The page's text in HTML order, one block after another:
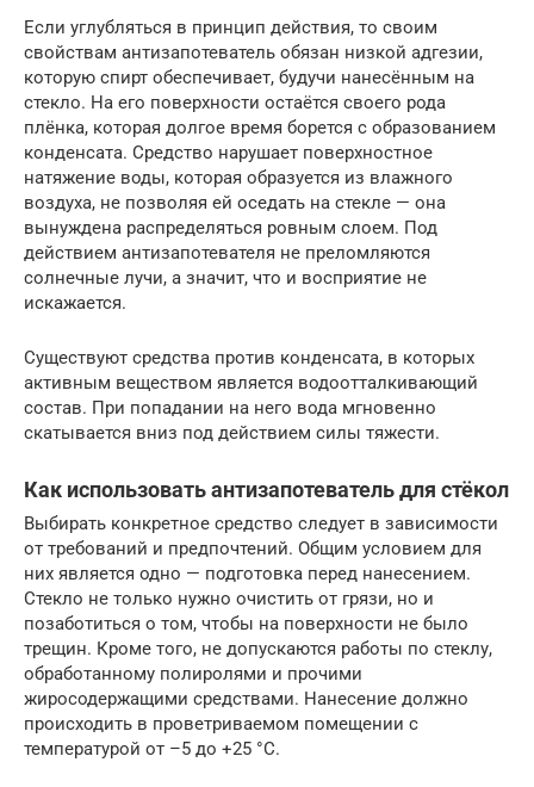
Если углубляться в принцип действия, то своим
свойствам антизапотеватель обязан низкой адгезии,
которую спирт обеспечивает, будучи нанесённым на
стекло. На его поверхности остаётся своего рода
плёнка, которая долгое время борется с образованием
конденсата. Средство нарушает поверхностное
натяжение воды, которая образуется из влажного
воздуха, не позволяя ей оседать на стекле — она
вынуждена распределяться ровным слоем. Под
действием антизапотевателя не преломляются
солнечные лучи, а значит, что и восприятие не
искажается.
Существуют средства против конденсата, в которых
активным веществом является водоотталкивающий
состав. При попадании на него вода мгновенно
скатывается вниз под действием силы тяжести.
Как использовать антизапотеватель для стёкол
Выбирать конкретное средство следует в зависимости
от требований и предпочтений. Общим условием для
них является одно — подготовка перед нанесением.
Стекло не только нужно очистить от грязи, но и
позаботиться о том, чтобы на поверхности не было
трещин. Кроме того, не допускаются работы по стеклу,
обработанному полиролями и прочими
жиросодержащими средствами. Нанесение должно
происходить в проветриваемом помещении с
температурой от –5 до +25 °С.